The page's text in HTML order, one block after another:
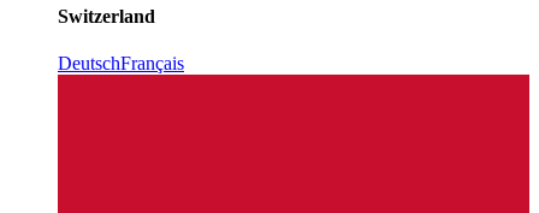
Switzerland
DeutschFrançais